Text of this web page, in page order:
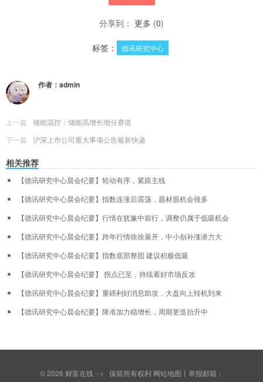
分享到： 更多 (0)
标签： 德讯研究中心
作者： admin
上一篇
储能温控：储能高增长细分赛道
下一篇
沪深上市公司重大事项公告最新快递
相关推荐
【德讯研究中心晨会纪要】轮动有序，紧跟主线
【德讯研究中心晨会纪要】指数连涨后震荡，题材股机会很多
【德讯研究中心晨会纪要】行情在犹豫中前行，调整仍属于低吸机会
【德讯研究中心晨会纪要】跨年行情徐徐展开，中小创补涨潜力大
【德讯研究中心晨会纪要】指数底部整固 建议积极低吸
【德讯研究中心晨会纪要】 拐点已至，持续看好市场反攻
【德讯研究中心晨会纪要】重磅利好消息助攻，大盘向上转机到来
【德讯研究中心晨会纪要】降准加力稳增长，周期更迭抬升中
© 2026 财富在线 --> 保留所有权利 网站地图 丨举报邮箱：